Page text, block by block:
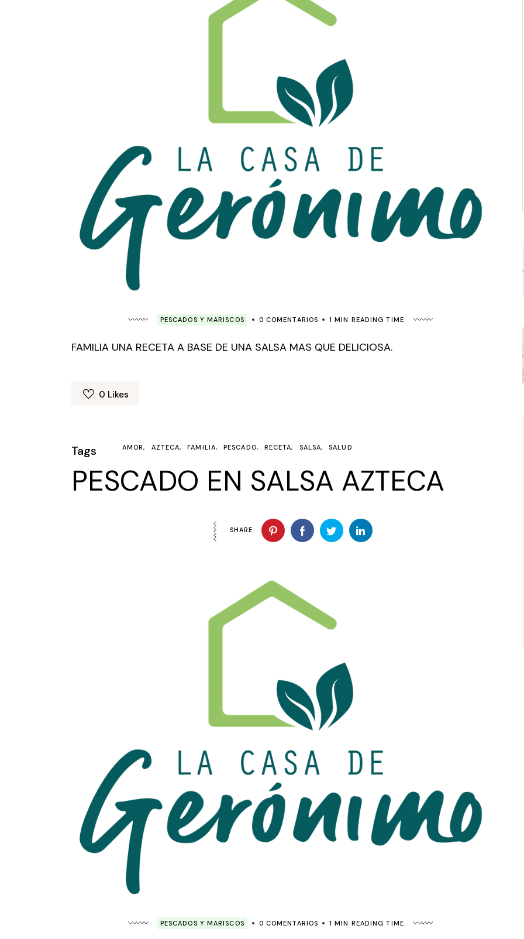
PESCADOS Y MARISCOS 0 COMENTARIOS 1 MIN READING TIME
FAMILIA UNA RECETA A BASE DE UNA SALSA MAS QUE DELICIOSA.
0 Likes
Tags AMOR AZTECA FAMILIA PESCADO RECETA SALSA SALUD
PESCADO EN SALSA AZTECA
SHARE:
PESCADOS Y MARISCOS 0 COMENTARIOS 1 MIN READING TIME